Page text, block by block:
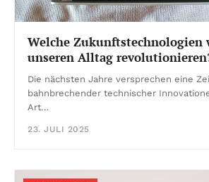
Welche Zukunftstechnologien
unseren Alltag
Die nächsten Jahre versprechen eine
bahnbrechender technischer
Art…
23. JULI 2025